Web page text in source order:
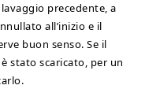
precedente, a
all’inizio e il
buon senso. Se il
stato scaricato, per un